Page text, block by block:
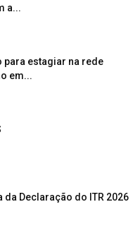
a...
para estagiar na rede
em...
da Declaração do ITR 2026